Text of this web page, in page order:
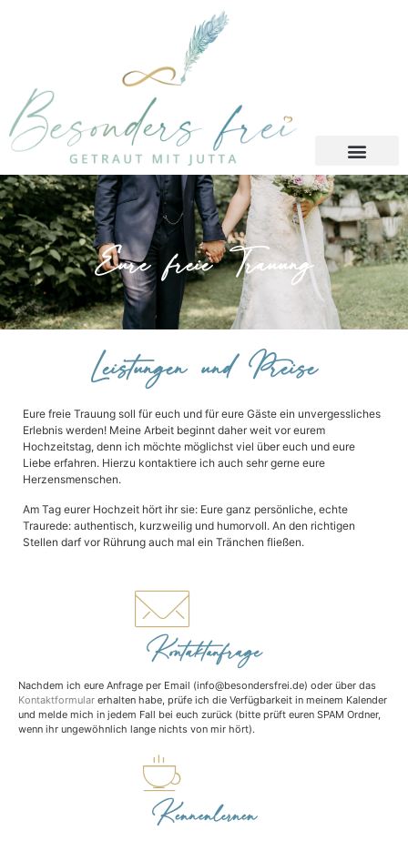
Eure freie Trauung
Leistungen und Preise
Eure freie Trauung soll für euch und für eure Gäste ein unvergessliches
Erlebnis werden! Meine Arbeit beginnt daher weit vor eurem
Hochzeitstag, denn ich möchte möglichst viel über euch und eure
Liebe erfahren. Hierzu kontaktiere ich auch sehr gerne eure
Herzensmenschen.
Am Tag eurer Hochzeit hört ihr sie: Eure ganz persönliche, echte
Traurede: authentisch, kurzweilig und humorvoll. An den richtigen
Stellen darf vor Rührung auch mal ein Tränchen fließen.
Kontaktanfrage
Nachdem ich eure Anfrage per Email (info@besondersfrei.de) oder über das
Kontaktformular erhalten habe, prüfe ich die Verfügbarkeit in meinem Kalender
und melde mich in jedem Fall bei euch zurück (bitte prüft euren SPAM Ordner,
wenn ihr ungewöhnlich lange nichts von mir hört).
Kennenlernen